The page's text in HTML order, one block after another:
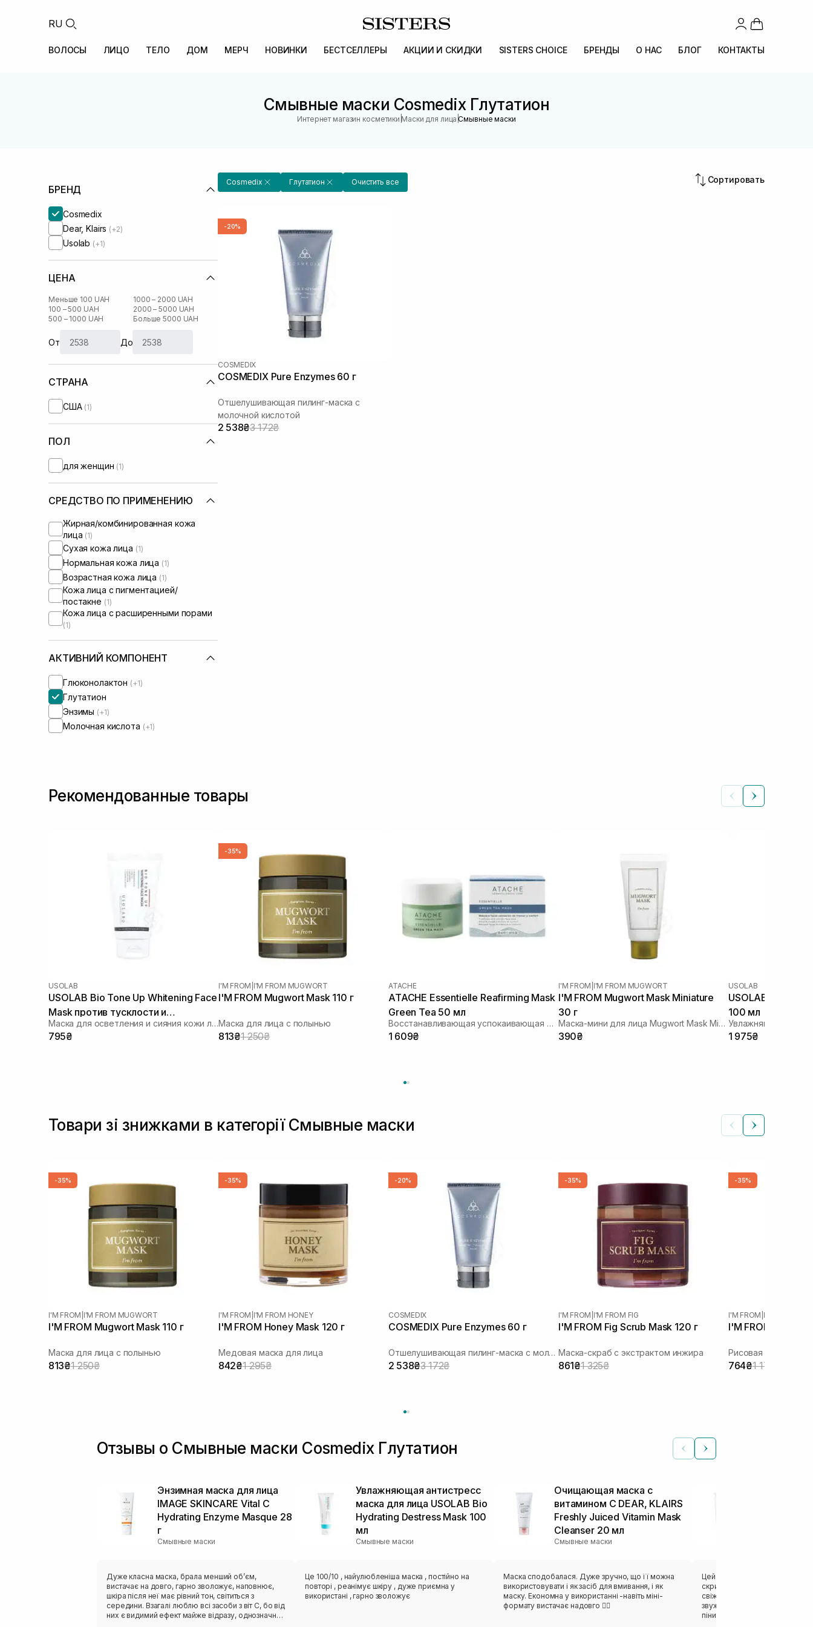
RU
ВОЛОСЫ ЛИЦО ТЕЛО ДОМ МЕРЧ НОВИНКИ БЕСТСЕЛЛЕРЫ АКЦИИ И СКИДКИ SISTERS CHOICE БРЕНДЫ О НАС БЛОГ КОНТАКТЫ
Смывные маски Cosmedix Глутатион
Интернет магазин косметики |Маски для лица |Смывные маски
БРЕНД
Cosmedix
Dear, Klairs (+2)
Usolab (+1)
ЦЕНА
Меньше 100 UAH
100 – 500 UAH
500 – 1000 UAH
1000 – 2000 UAH
2000 – 5000 UAH
Больше 5000 UAH
От До
СТРАНА
США (1)
ПОЛ
для женщин (1)
СРЕДСТВО ПО ПРИМЕНЕНИЮ
Жирная/комбинированная кожа
лица (1)
Сухая кожа лица (1)
Нормальная кожа лица (1)
Возрастная кожа лица (1)
Кожа лица с пигментацией/
постакне (1)
Кожа лица с расширенными порами
(1)
АКТИВНИЙ КОМПОНЕНТ
Глюконолактон (+1)
Глутатион
Энзимы (+1)
Молочная кислота (+1)
Cosmedix Глутатион Очистить все Сортировать
-20%
COSMEDIX
COSMEDIX Pure Enzymes 60 г
Отшелушивающая пилинг-маска с
молочной кислотой
2 538₴3 172₴
Рекомендованные товары
USOLAB
USOLAB Bio Tone Up Whitening Face
Mask против тусклости и
неровного тона 50 мл
Маска для осветления и сияния кожи лица
795₴
-35%
I'M FROM I'M FROM MUGWORT
I'M FROM Mugwort Mask 110 г
Маска для лица с полынью
813₴1 250₴
ATACHE
ATACHE Essentielle Reafirming Mask
Green Tea 50 мл
Восстанавливающая успокаивающая маска
1 609₴
I'M FROM I'M FROM MUGWORT
I'M FROM Mugwort Mask Miniature
30 г
Маска-мини для лица Mugwort Mask Miniature 30 мл
390₴
USOLAB
USOLAB Bio
100 мл
1 975₴
Товари зі знижками в категорії Смывные маски
-35%
I'M FROM I'M FROM MUGWORT
I'M FROM Mugwort Mask 110 г
Маска для лица с полынью
813₴1 250₴
-35%
I'M FROM I'M FROM HONEY
I'M FROM Honey Mask 120 г
Медовая маска для лица
842₴1 295₴
-20%
COSMEDIX
COSMEDIX Pure Enzymes 60 г
Отшелушивающая пилинг-маска с молочной кислотой
2 538₴3 172₴
-35%
I'M FROM I'M FROM FIG
I'M FROM Fig Scrub Mask 120 г
Маска-скраб с экстрактом инжира
861₴1 325₴
-35%
I'M FROM I'M FROM RICE
I'M FROM Rice
Рисовая маска-
764₴1 175₴
Отзывы о Смывные маски Cosmedix Глутатион
Энзимная маска для лица
IMAGE SKINCARE Vital C
Hydrating Enzyme Masque 28
г
Смывные маски
Дуже класна маска, брала менший обʼєм,
вистачає на довго, гарно зволожує, наповнює,
шкіра після неї має рівний тон, світиться з
середини. Взагалі люблю всі засоби з віт С, бо від
них є видимий ефект майже відразу, однозначно
Увлажняющая антистресс
маска для лица USOLAB Bio
Hydrating Destress Mask 100
мл
Смывные маски
Це 100/10 , найулюбленіша маска , постійно на
повторі , реанімує шкіру , дуже приємна у
використані , гарно зволожує
Очищающая маска с
витамином C DEAR, KLAIRS
Freshly Juiced Vitamin Mask
Cleanser 20 мл
Смывные маски
Маска сподобалася. Дуже зручно, що її можна
використовувати і як засіб для вмивання, і як
маску. Економна у використанні -навіть міні-
формату вистачає надовго 👍🏻
Цей засіб класно очищає
скрипу),обличчя одразу стає
звужені,рівний тон.Засіб
піниться,навіть,якщо взяти